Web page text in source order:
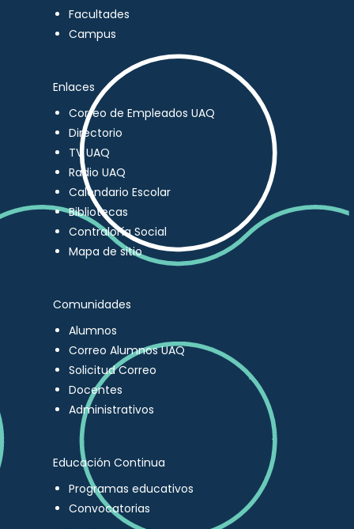
Facultades
Campus
Enlaces
Correo de Empleados UAQ
Directorio
TV UAQ
Radio UAQ
Calendario Escolar
Bibliotecas
Contraloría Social
Mapa de sitio
Comunidades
Alumnos
Correo Alumnos UAQ
Solicitud Correo
Docentes
Administrativos
Educación Continua
Programas educativos
Convocatorias